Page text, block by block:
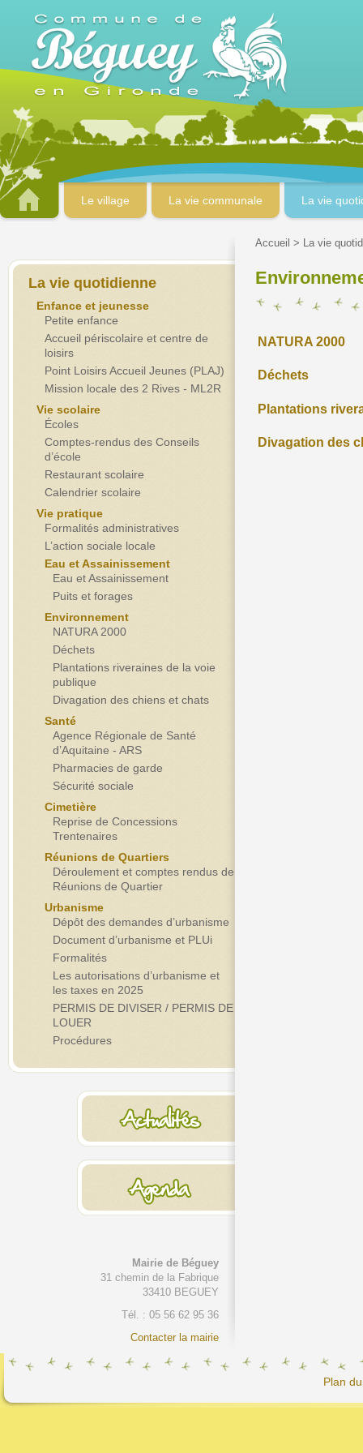
Le village La vie communale La vie
La vie quotidienne
Enfance et jeunesse
Petite enfance
Accueil périscolaire et centre de
loisirs
Point Loisirs Accueil Jeunes (PLAJ)
Mission locale des 2 Rives - ML2R
Vie scolaire
Écoles
Comptes-rendus des Conseils
d’école
Restaurant scolaire
Calendrier scolaire
Vie pratique
Formalités administratives
L’action sociale locale
Eau et Assainissement
Eau et Assainissement
Puits et forages
Environnement
NATURA 2000
Déchets
Plantations riveraines de la voie
publique
Divagation des chiens et chats
Santé
Agence Régionale de Santé
d’Aquitaine - ARS
Pharmacies de garde
Sécurité sociale
Cimetière
Reprise de Concessions
Trentenaires
Réunions de Quartiers
Déroulement et comptes rendus de
Réunions de Quartier
Urbanisme
Dépôt des demandes d’urbanisme
Document d’urbanisme et PLUi
Formalités
Les autorisations d’urbanisme et
les taxes en 2025
PERMIS DE DIVISER / PERMIS DE
LOUER
Procédures
Mairie de Béguey
31 chemin de la Fabrique
33410 BEGUEY
Tél. : 05 56 62 95 36
Contacter la mairie
Accueil > La vie
NATURA 2000
Déchets
Plantations
Divagation des
Plan